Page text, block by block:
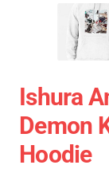
Ishura
Demon
Hoodie